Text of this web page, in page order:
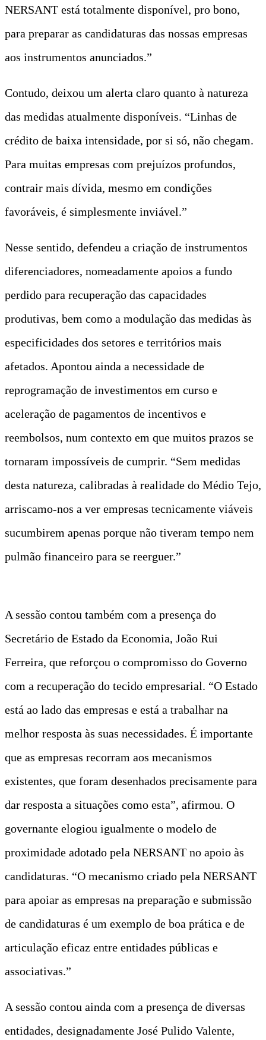
NERSANT está totalmente disponível, pro bono,
para preparar as candidaturas das nossas empresas
aos instrumentos anunciados.”
Contudo, deixou um alerta claro quanto à natureza
das medidas atualmente disponíveis. “Linhas de
crédito de baixa intensidade, por si só, não chegam.
Para muitas empresas com prejuízos profundos,
contrair mais dívida, mesmo em condições
favoráveis, é simplesmente inviável.”
Nesse sentido, defendeu a criação de instrumentos
diferenciadores, nomeadamente apoios a fundo
perdido para recuperação das capacidades
produtivas, bem como a modulação das medidas às
especificidades dos setores e territórios mais
afetados. Apontou ainda a necessidade de
reprogramação de investimentos em curso e
aceleração de pagamentos de incentivos e
reembolsos, num contexto em que muitos prazos se
tornaram impossíveis de cumprir. “Sem medidas
desta natureza, calibradas à realidade do Médio Tejo,
arriscamo-nos a ver empresas tecnicamente viáveis
sucumbirem apenas porque não tiveram tempo nem
pulmão financeiro para se reerguer.”
A sessão contou também com a presença do
Secretário de Estado da Economia, João Rui
Ferreira, que reforçou o compromisso do Governo
com a recuperação do tecido empresarial. “O Estado
está ao lado das empresas e está a trabalhar na
melhor resposta às suas necessidades. É importante
que as empresas recorram aos mecanismos
existentes, que foram desenhados precisamente para
dar resposta a situações como esta”, afirmou. O
governante elogiou igualmente o modelo de
proximidade adotado pela NERSANT no apoio às
candidaturas. “O mecanismo criado pela NERSANT
para apoiar as empresas na preparação e submissão
de candidaturas é um exemplo de boa prática e de
articulação eficaz entre entidades públicas e
associativas.”
A sessão contou ainda com a presença de diversas
entidades, designadamente José Pulido Valente,